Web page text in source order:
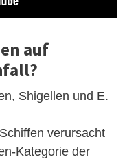
auf
Shigellen und E.
verursacht
Kategorie der